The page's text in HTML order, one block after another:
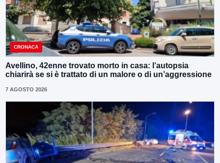
CRONACA
Avellino, 42enne trovato morto in casa: l’autopsia
chiarirà se si è trattato di un malore o di un’aggressione
7 AGOSTO 2026